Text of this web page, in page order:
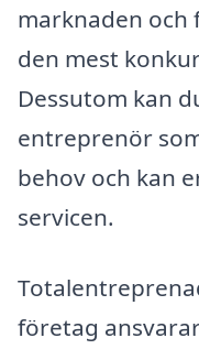
marknaden och
den mest
Dessutom kan
entreprenör
behov och kan
servicen.
företag